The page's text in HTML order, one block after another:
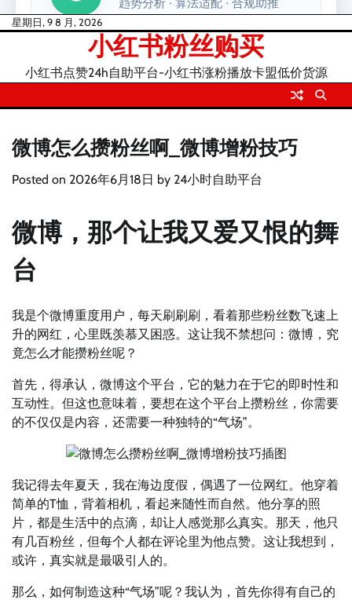
Skip星期日, 9 8 月, 2026
小红书粉丝购买
小红书点赞24h自助平台-小红书涨粉播放卡盟低价货源
微博怎么攒粉丝啊_微博增粉技巧
Posted on 2026年6月18日 by 24小时自助平台
微博，那个让我又爱又恨的舞
台
我是个微博重度用户，每天刷刷刷，看着那些粉丝数飞速上
升的网红，心里既羡慕又困惑。这让我不禁想问：微博，究
竟怎么才能攒粉丝呢？
首先，得承认，微博这个平台，它的魅力在于它的即时性和
互动性。但这也意味着，要想在这个平台上攒粉丝，你需要
的不仅仅是内容，还需要一种独特的“气场”。
我记得去年夏天，我在海边度假，偶遇了一位网红。他穿着
简单的T恤，背着相机，看起来随性而自然。他分享的照
片，都是生活中的点滴，却让人感觉那么真实。那天，他只
有几百粉丝，但每个人都在评论里为他点赞。这让我想到，
或许，真实就是最吸引人的。
那么，如何制造这种“气场”呢？我认为，首先你得有自己的